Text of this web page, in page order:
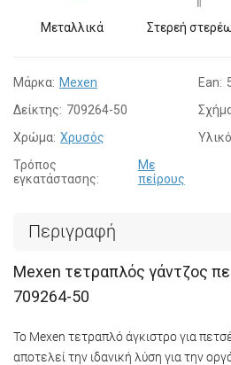
Μεταλλικά Στερεή
Μάρκα: Mexen Ean:
Δείκτης: 709264-50
Χρώμα: Χρυσός
Τρόπος
εγκατάστασης:
Με
πείρους
Περιγραφή
Mexen τετραπλός γάντζος
709264-50
Το Mexen τετραπλό άγκιστρο για
αποτελεί την ιδανική λύση για την